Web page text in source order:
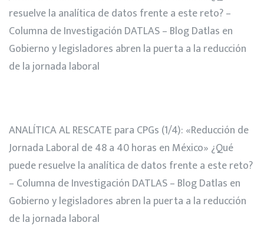
resuelve la analítica de datos frente a este reto? –
Columna de Investigación DATLAS – Blog Datlas en
Gobierno y legisladores abren la puerta a la reducción
de la jornada laboral
ANALÍTICA AL RESCATE para CPGs (1/4): «Reducción de
Jornada Laboral de 48 a 40 horas en México» ¿Qué
puede resuelve la analítica de datos frente a este reto?
– Columna de Investigación DATLAS – Blog Datlas en
Gobierno y legisladores abren la puerta a la reducción
de la jornada laboral